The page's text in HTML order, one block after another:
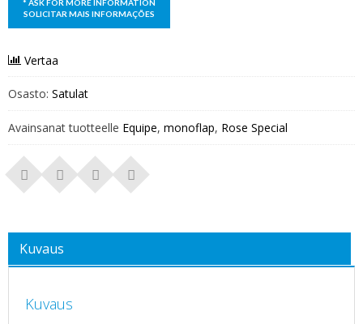
Vertaa
Osasto: Satulat
Avainsanat tuotteelle Equipe, monoflap, Rose Special
Kuvaus
Kuvaus